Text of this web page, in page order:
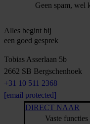
Geen spam, wel
Alles begint bij
een goed gesprek
Tobias Asserlaan 5b
2662 SB Bergschenhoek
+31 10 511 2368
[email protected]
DIRECT NAAR
Vaste